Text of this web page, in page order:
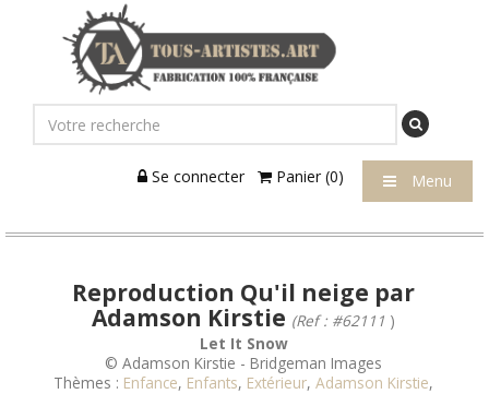
Se connecter Panier (0) Menu
Reproduction Qu'il neige par
Adamson Kirstie (Ref : #62111 )
Let It Snow
© Adamson Kirstie - Bridgeman Images
Thèmes : Enfance, Enfants, Extérieur, Adamson Kirstie,